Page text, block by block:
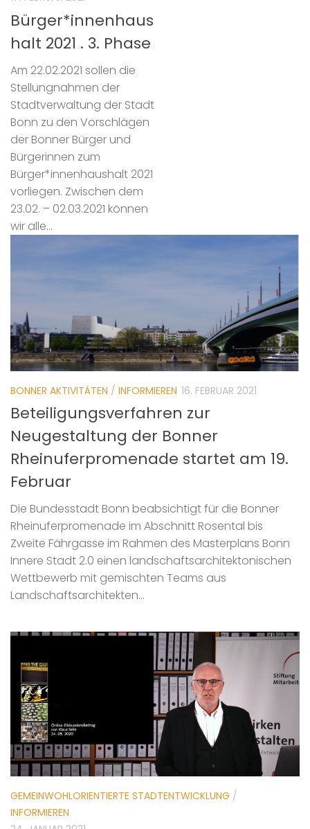
Bürger*innenhaus
halt 2021 . 3. Phase
Am 22.02.2021 sollen die
Stellungnahmen der
Stadtverwaltung der Stadt
Bonn zu den Vorschlägen
der Bonner Bürger und
Bürgerinnen zum
Bürger*innenhaushalt 2021
vorliegen. Zwischen dem
23.02. – 02.03.2021 können
wir alle...
BONNER AKTIVITÄTEN / INFORMIEREN 16. FEBRUAR 2021
Beteiligungsverfahren zur
Neugestaltung der Bonner
Rheinuferpromenade startet am 19.
Februar
Die Bundesstadt Bonn beabsichtigt für die Bonner
Rheinuferpromenade im Abschnitt Rosental bis
Zweite Fährgasse im Rahmen des Masterplans Bonn
Innere Stadt 2.0 einen landschaftsarchitektonischen
Wettbewerb mit gemischten Teams aus
Landschaftsarchitekten...
GEMEINWOHLORIENTIERTE STADTENTWICKLUNG /
INFORMIEREN